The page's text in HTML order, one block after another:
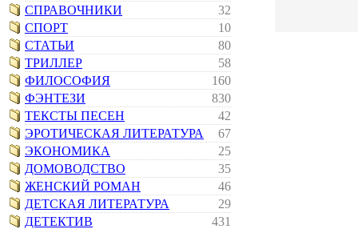
СПРАВОЧНИКИ
32
СПОРТ
10
СТАТЬИ
80
ТРИЛЛЕР
58
ФИЛОСОФИЯ
160
ФЭНТЕЗИ
830
ТЕКСТЫ ПЕСЕН
42
ЭРОТИЧЕСКАЯ ЛИТЕРАТУРА
67
ЭКОНОМИКА
25
ДОМОВОДСТВО
35
ЖЕНСКИЙ РОМАН
46
ДЕТСКАЯ ЛИТЕРАТУРА
29
ДЕТЕКТИВ
431